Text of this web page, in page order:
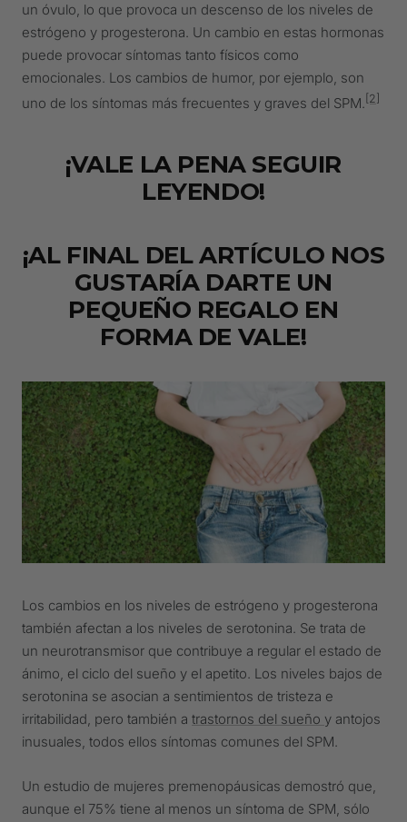
un óvulo, lo que provoca un descenso de los niveles de
estrógeno y progesterona. Un cambio en estas hormonas
puede provocar síntomas tanto físicos como
emocionales. Los cambios de humor, por ejemplo, son
uno de los síntomas más frecuentes y graves del SPM. [2]
¡VALE LA PENA SEGUIR
LEYENDO!
¡AL FINAL DEL ARTÍCULO NOS
GUSTARÍA DARTE UN
PEQUEÑO REGALO EN
FORMA DE VALE!
Los cambios en los niveles de estrógeno y progesterona
también afectan a los niveles de serotonina. Se trata de
un neurotransmisor que contribuye a regular el estado de
ánimo, el ciclo del sueño y el apetito. Los niveles bajos de
serotonina se asocian a sentimientos de tristeza e
irritabilidad, pero también a trastornos del sueño y antojos
inusuales, todos ellos síntomas comunes del SPM.
Un estudio de mujeres premenopáusicas demostró que,
aunque el 75% tiene al menos un síntoma de SPM, sólo